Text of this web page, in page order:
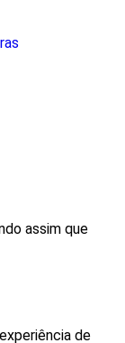
assim que
de